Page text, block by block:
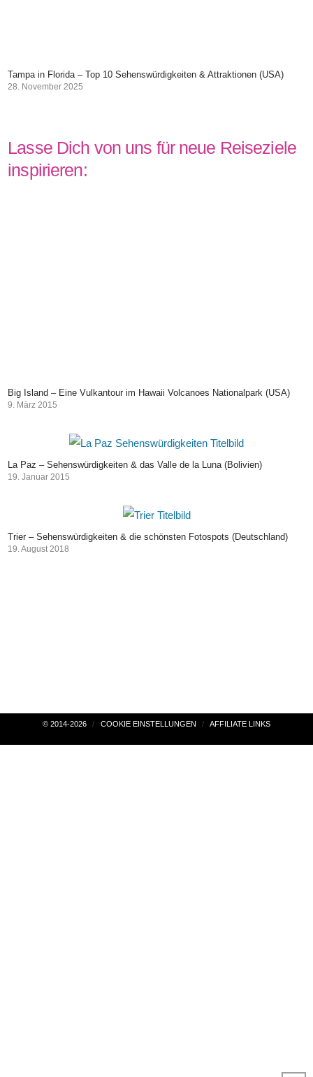
Tampa in Florida – Top 10 Sehenswürdigkeiten & Attraktionen (USA)
28. November 2025
Lasse Dich von uns für neue Reiseziele
inspirieren:
Big Island – Eine Vulkantour im Hawaii Volcanoes Nationalpark (USA)
9. März 2015
La Paz – Sehenswürdigkeiten & das Valle de la Luna (Bolivien)
19. Januar 2015
Trier – Sehenswürdigkeiten & die schönsten Fotospots (Deutschland)
19. August 2018
Beitragsnavigation
© 2014-2026 COOKIE EINSTELLUNGEN AFFILIATE LINKS